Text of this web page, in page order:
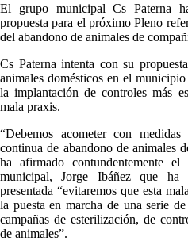
El grupo municipal Cs Paterna
propuesta para el próximo Pleno
del abandono de animales de
Cs Paterna intenta con su
animales domésticos en el
la implantación de controles más
mala praxis.
“Debemos acometer con
continua de abandono de animales
ha afirmado contundentemente
municipal, Jorge Ibáñez que
presentada “evitaremos que esta
la puesta en marcha de una serie
campañas de esterilización, de
de animales”.